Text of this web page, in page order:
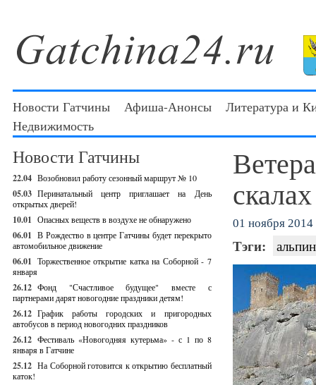
Новости Гатчины Афиша-Анонсы
Литература и
Недвижимость
Новости Гатчины
22.04 Возобновил работу сезонный маршрут № 10
05.03 Перинатальный центр приглашает на День
открытых дверей!
10.01 Опасных веществ в воздухе не обнаружено
06.01 В Рождество в центре Гатчины будет перекрыто
автомобильное движение
06.01 Торжественное открытие катка на Соборной - 7
января
26.12 Фонд "Счастливое будущее" вместе с
партнерами дарят новогодние праздники детям!
26.12 График работы городских и пригородных
автобусов в период новогодних праздников
26.12 Фестиваль «Новогодняя кутерьма» - с 1 по 8
января в Гатчине
25.12 На Соборной готовится к открытию бесплатный
каток!
01 ноября 2014
Тэги: